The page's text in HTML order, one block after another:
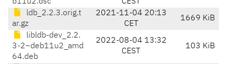
ldb_2.2.3.orig.t
ar.gz
2021-11-04 20:13
CET
1669 KiB
libldb-dev_2.2.
3-2~deb11u2_amd
64.deb
2022-08-04 13:32
CEST
103 KiB